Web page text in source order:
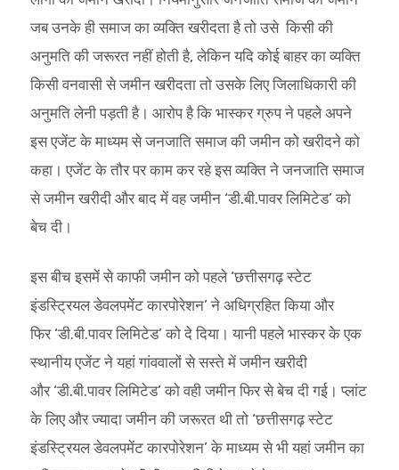
जब उनके ही समाज का व्यक्ति खरीदता है तो उसे किसी की
अनुमति की जरूरत नहीं होती है, लेकिन यदि कोई बाहर का व्यक्ति
किसी वनवासी से जमीन खरीदता तो उसके लिए जिलाधिकारी की
अनुमति लेनी पड़ती है। आरोप है कि भास्कर ग्रुप ने पहले अपने
इस एजेंट के माध्यम से जनजाति समाज की जमीन को खरीदने को
कहा। एजेंट के तौर पर काम कर रहे इस व्यक्ति ने जनजाति समाज
से जमीन खरीदी और बाद में वह जमीन ‘डी.बी.पावर लिमिटेड’ को
बेच दी।
इस बीच इसमें से काफी जमीन को पहले ‘छत्तीसगढ़ स्टेट
इंडस्ट्रियल डेवलपमेंट कारपोरेशन’ ने अधिग्रहित किया और
फिर ‘डी.बी.पावर लिमिटेड’ को दे दिया। यानी पहले भास्कर के एक
स्थानीय एजेंट ने यहां गांववालों से सस्ते में जमीन खरीदी
और ‘डी.बी.पावर लिमिटेड’ को वही जमीन फिर से बेच दी गई। प्लांट
के लिए और ज्यादा जमीन की जरूरत थी तो ‘छत्तीसगढ़ स्टेट
इंडस्ट्रियल डेवलपमेंट कारपोरेशन’ के माध्यम से भी यहां जमीन का